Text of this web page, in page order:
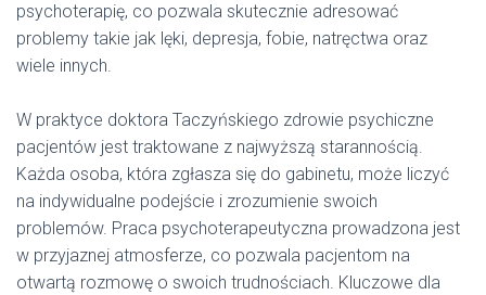
psychoterapię, co pozwala skutecznie adresować
problemy takie jak lęki, depresja, fobie, natręctwa oraz
wiele innych.
W praktyce doktora Taczyńskiego zdrowie psychiczne
pacjentów jest traktowane z najwyższą starannością.
Każda osoba, która zgłasza się do gabinetu, może liczyć
na indywidualne podejście i zrozumienie swoich
problemów. Praca psychoterapeutyczna prowadzona jest
w przyjaznej atmosferze, co pozwala pacjentom na
otwartą rozmowę o swoich trudnościach. Kluczowe dla